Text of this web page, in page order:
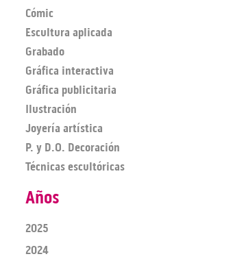
Cómic
Escultura aplicada
Grabado
Gráfica interactiva
Gráfica publicitaria
Ilustración
Joyería artística
P. y D.O. Decoración
Técnicas escultóricas
Años
2025
2024